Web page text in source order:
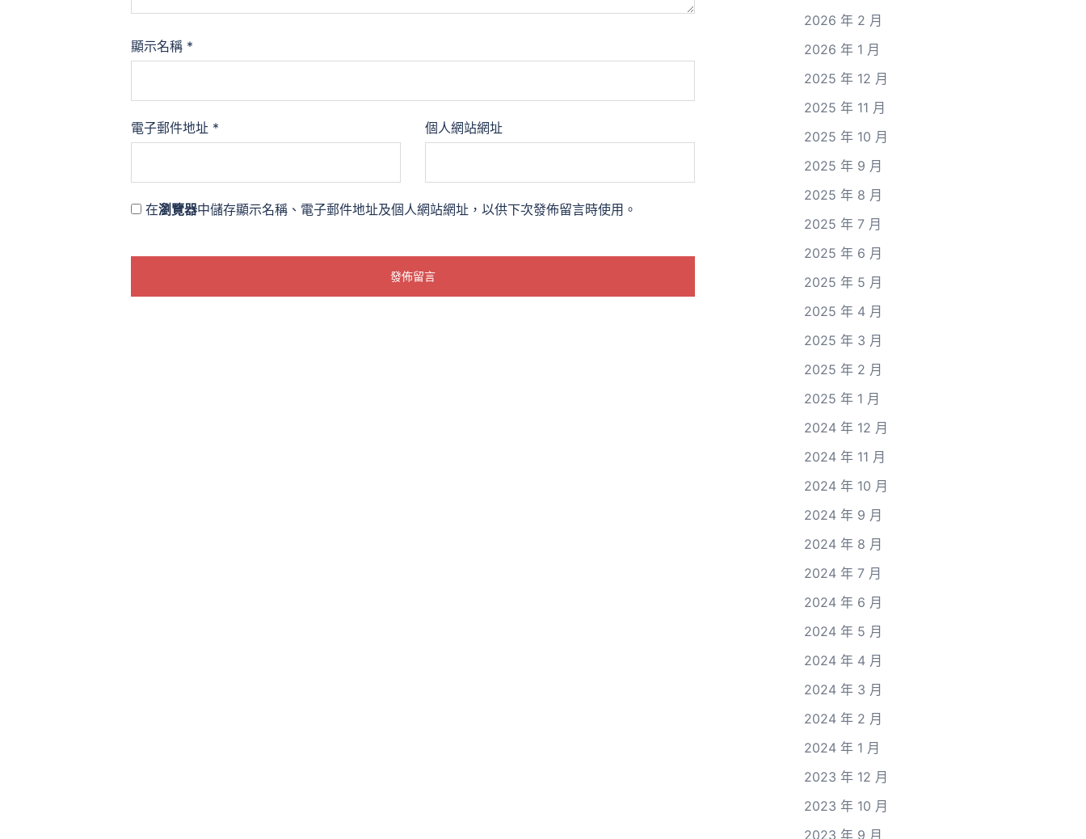
顯示名稱 *
電子郵件地址 * 個人網站網址
在瀏覽器中儲存顯示名稱、電子郵件地址及個人網站網址，以供下次發佈留言時使用。
2026 年 2 月
2026 年 1 月
2025 年 12 月
2025 年 11 月
2025 年 10 月
2025 年 9 月
2025 年 8 月
2025 年 7 月
2025 年 6 月
2025 年 5 月
2025 年 4 月
2025 年 3 月
2025 年 2 月
2025 年 1 月
2024 年 12 月
2024 年 11 月
2024 年 10 月
2024 年 9 月
2024 年 8 月
2024 年 7 月
2024 年 6 月
2024 年 5 月
2024 年 4 月
2024 年 3 月
2024 年 2 月
2024 年 1 月
2023 年 12 月
2023 年 10 月
2023 年 9 月